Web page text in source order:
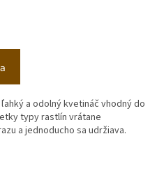
a odolný kvetináč vhodný do
typy rastlín vrátane
a jednoducho sa udržiava.